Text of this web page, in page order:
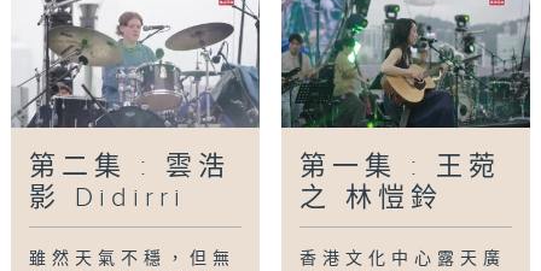
第二集 : 雲浩
影 Didirri
雖然天氣不穩，但無
第一集 : 王菀
之 林愷鈴
香港文化中心露天廣